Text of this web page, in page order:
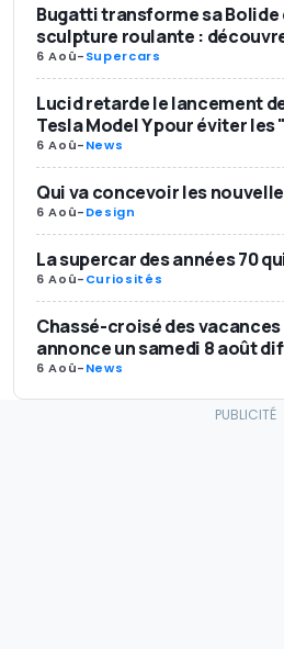
Bugatti transforme sa Bolide
sculpture roulante :
6 Aoû-Supercars
Lucid retarde le lancement
Tesla Model Y pour éviter
6 Aoû-News
Qui va concevoir les
6 Aoû-Design
La supercar des années 70
6 Aoû-Curiosités
Chassé-croisé des vacances
annonce un samedi 8 août
6 Aoû-News